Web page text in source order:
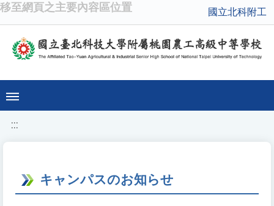
移至網頁之主要內容區位置 國立北科附工
:::
キャンパスのお知らせ